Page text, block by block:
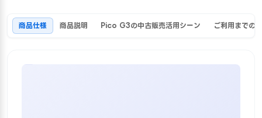
商品仕様 商品説明 Pico G3の中古販売活用シーン ご利用までの